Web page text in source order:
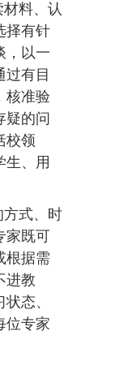
料、认
择有针
，以一
有目
核准验
疑的问
校领
生、用
方式、时
家既可
根据需
进教
态、
位专家